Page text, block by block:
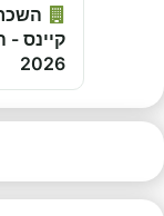
קיינס -
2026